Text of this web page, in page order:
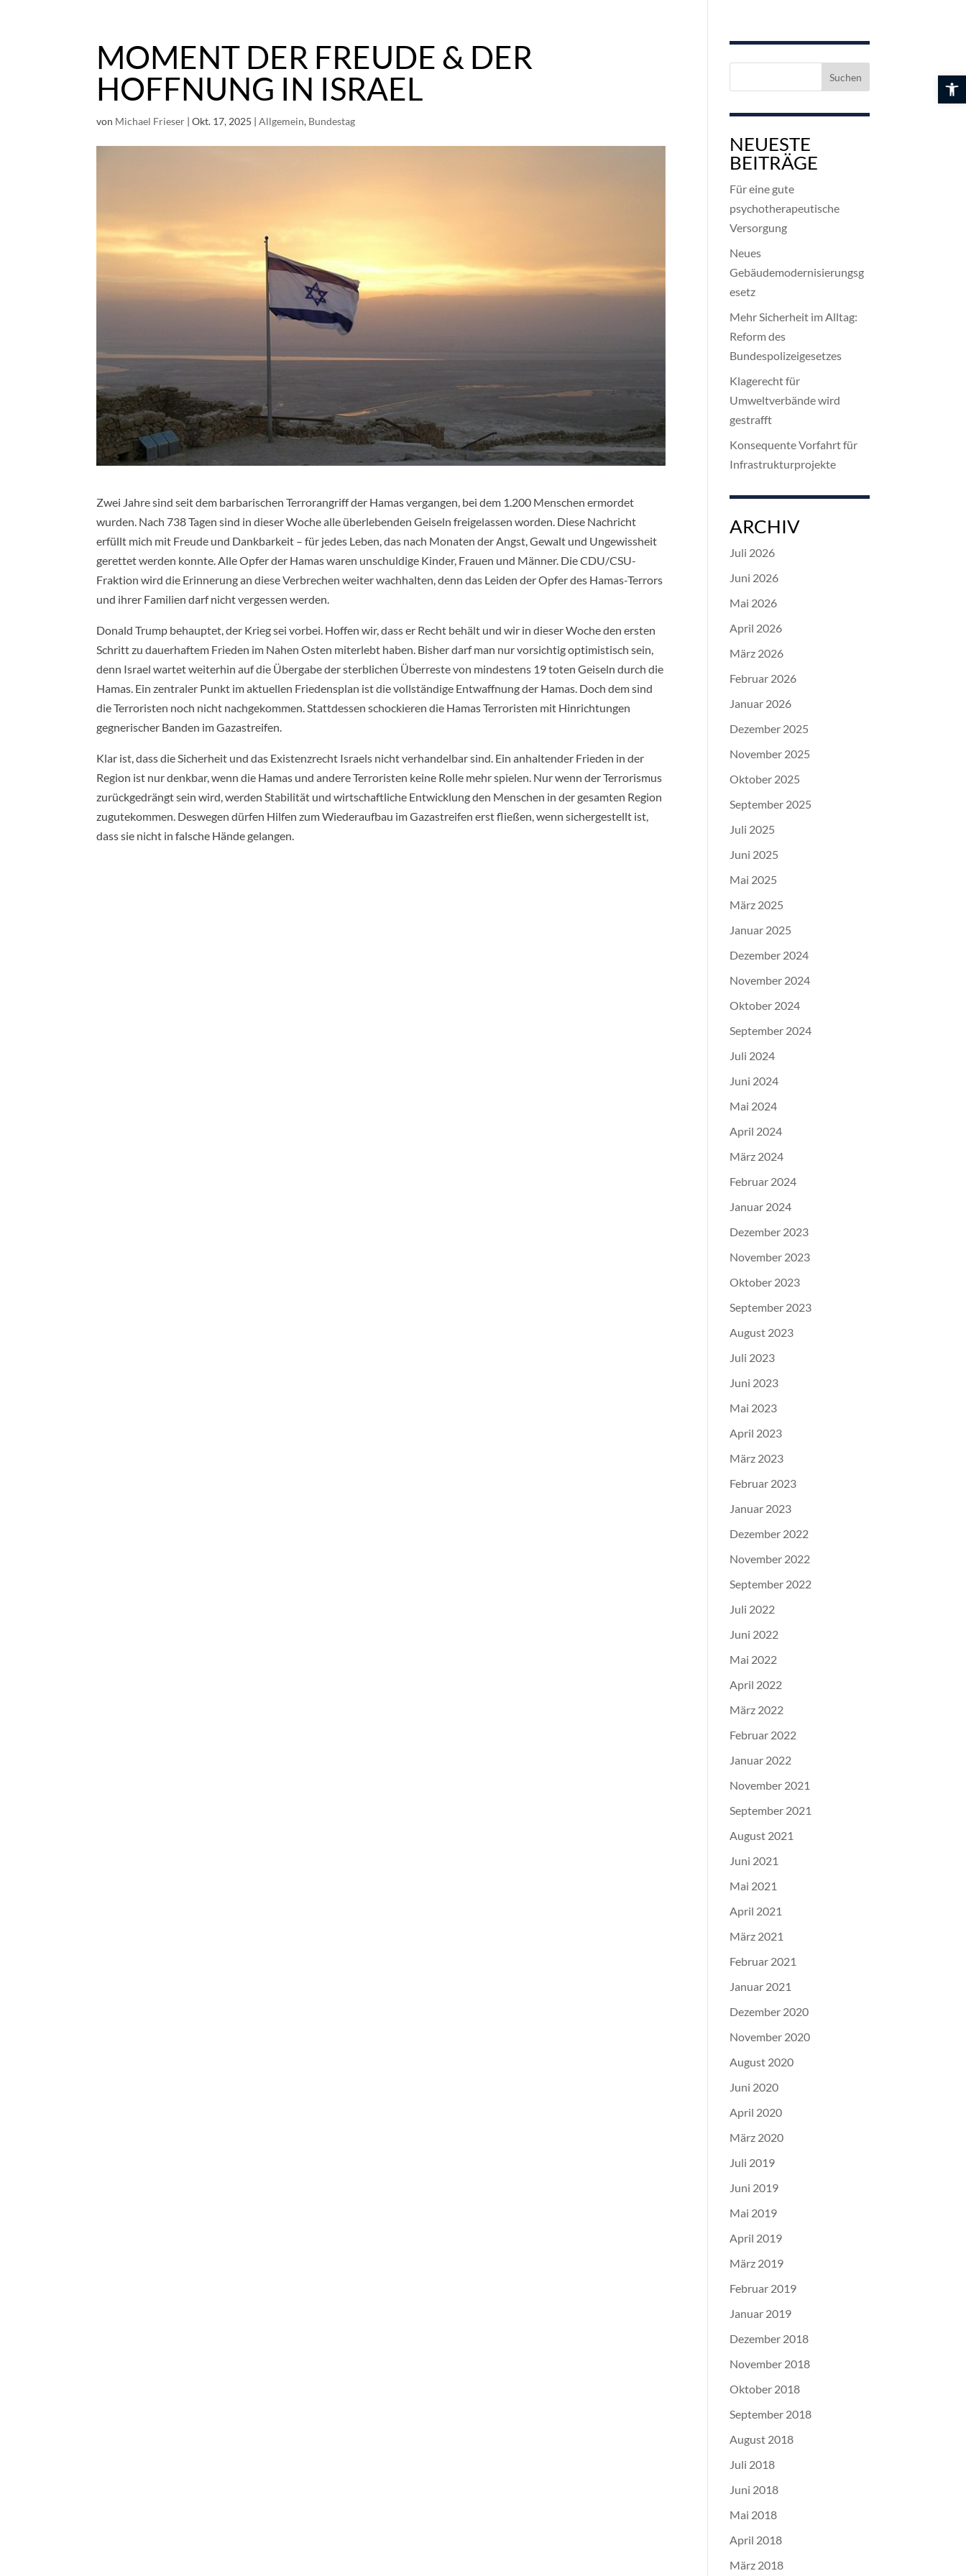
MOMENT DER FREUDE & DER
HOFFNUNG IN ISRAEL
von Michael Frieser |Okt. 17, 2025 |Allgemein, Bundestag
Zwei Jahre sind seit dem barbarischen Terrorangriff der Hamas vergangen, bei dem 1.200 Menschen ermordet
wurden. Nach 738 Tagen sind in dieser Woche alle überlebenden Geiseln freigelassen worden. Diese Nachricht
erfüllt mich mit Freude und Dankbarkeit – für jedes Leben, das nach Monaten der Angst, Gewalt und Ungewissheit
gerettet werden konnte. Alle Opfer der Hamas waren unschuldige Kinder, Frauen und Männer. Die CDU/CSU-
Fraktion wird die Erinnerung an diese Verbrechen weiter wachhalten, denn das Leiden der Opfer des Hamas-Terrors
und ihrer Familien darf nicht vergessen werden.
Donald Trump behauptet, der Krieg sei vorbei. Hoffen wir, dass er Recht behält und wir in dieser Woche den ersten
Schritt zu dauerhaftem Frieden im Nahen Osten miterlebt haben. Bisher darf man nur vorsichtig optimistisch sein,
denn Israel wartet weiterhin auf die Übergabe der sterblichen Überreste von mindestens 19 toten Geiseln durch die
Hamas. Ein zentraler Punkt im aktuellen Friedensplan ist die vollständige Entwaffnung der Hamas. Doch dem sind
die Terroristen noch nicht nachgekommen. Stattdessen schockieren die Hamas Terroristen mit Hinrichtungen
gegnerischer Banden im Gazastreifen.
Klar ist, dass die Sicherheit und das Existenzrecht Israels nicht verhandelbar sind. Ein anhaltender Frieden in der
Region ist nur denkbar, wenn die Hamas und andere Terroristen keine Rolle mehr spielen. Nur wenn der Terrorismus
zurückgedrängt sein wird, werden Stabilität und wirtschaftliche Entwicklung den Menschen in der gesamten Region
zugutekommen. Deswegen dürfen Hilfen zum Wiederaufbau im Gazastreifen erst fließen, wenn sichergestellt ist,
dass sie nicht in falsche Hände gelangen.
NEUESTE
BEITRÄGE
Für eine gute
psychotherapeutische
Versorgung
Neues
Gebäudemodernisierungsg
esetz
Mehr Sicherheit im Alltag:
Reform des
Bundespolizeigesetzes
Klagerecht für
Umweltverbände wird
gestrafft
Konsequente Vorfahrt für
Infrastrukturprojekte
ARCHIV
Juli 2026
Juni 2026
Mai 2026
April 2026
März 2026
Februar 2026
Januar 2026
Dezember 2025
November 2025
Oktober 2025
September 2025
Juli 2025
Juni 2025
Mai 2025
März 2025
Januar 2025
Dezember 2024
November 2024
Oktober 2024
September 2024
Juli 2024
Juni 2024
Mai 2024
April 2024
März 2024
Februar 2024
Januar 2024
Dezember 2023
November 2023
Oktober 2023
September 2023
August 2023
Juli 2023
Juni 2023
Mai 2023
April 2023
März 2023
Februar 2023
Januar 2023
Dezember 2022
November 2022
September 2022
Juli 2022
Juni 2022
Mai 2022
April 2022
März 2022
Februar 2022
Januar 2022
November 2021
September 2021
August 2021
Juni 2021
Mai 2021
April 2021
März 2021
Februar 2021
Januar 2021
Dezember 2020
November 2020
August 2020
Juni 2020
April 2020
März 2020
Juli 2019
Juni 2019
Mai 2019
April 2019
März 2019
Februar 2019
Januar 2019
Dezember 2018
November 2018
Oktober 2018
September 2018
August 2018
Juli 2018
Juni 2018
Mai 2018
April 2018
März 2018